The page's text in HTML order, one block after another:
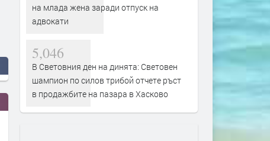
на млада жена заради отпуск на
адвокати
5,046
В Световния ден на динята: Световен
шампион по силов трибой отчете ръст
в продажбите на пазара в Хасково